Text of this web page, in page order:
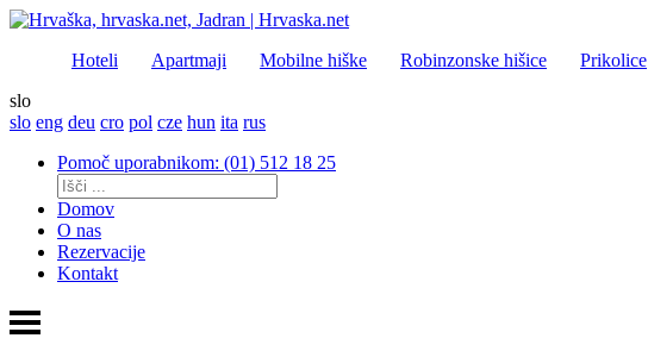
Hoteli Apartmaji Mobilne hiške Robinzonske hišice Prikolice
slo
slo eng deu cro pol cze hun ita rus
Pomoč uporabnikom: (01) 512 18 25
Domov
O nas
Rezervacije
Kontakt